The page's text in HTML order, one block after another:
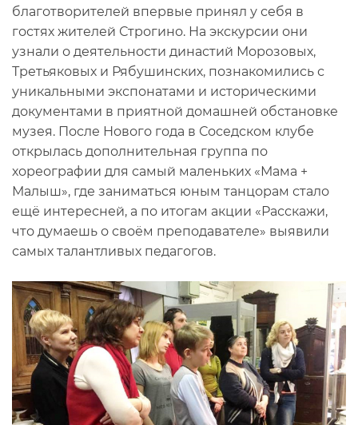
благотворителей впервые принял у себя в
гостях жителей Строгино. На экскурсии они
узнали о деятельности династий Морозовых,
Третьяковых и Рябушинских, познакомились с
уникальными экспонатами и историческими
документами в приятной домашней обстановке
музея. После Нового года в Соседском клубе
открылась дополнительная группа по
хореографии для самый маленьких «Мама +
Малыш», где заниматься юным танцорам стало
ещё интересней, а по итогам акции «Расскажи,
что думаешь о своём преподавателе» выявили
самых талантливых педагогов.